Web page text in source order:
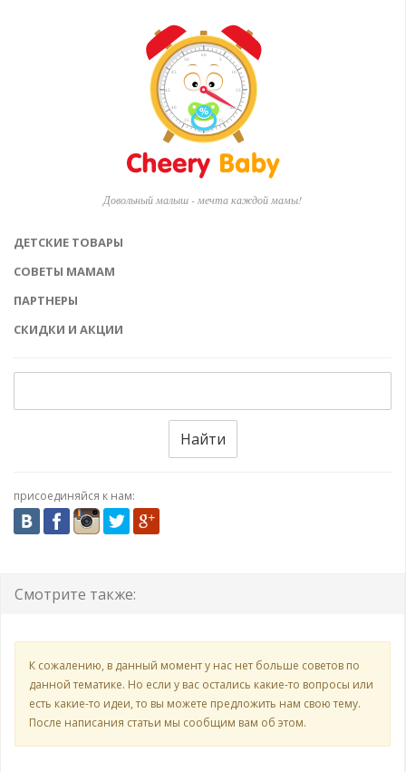
Довольный малыш - мечта каждой мамы!
ДЕТСКИЕ ТОВАРЫ
СОВЕТЫ МАМАМ
ПАРТНЕРЫ
СКИДКИ И АКЦИИ
Найти
присоединяйся к нам:
Смотрите также:
К сожалению, в данный момент у нас нет больше советов по
данной тематике. Но если у вас остались какие-то вопросы или
есть какие-то идеи, то вы можете предложить нам свою тему.
После написания статьи мы сообщим вам об этом.